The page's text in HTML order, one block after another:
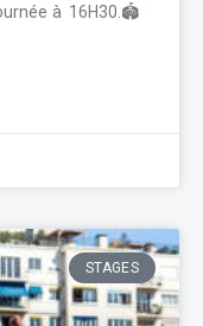
à 16H30.🏟
STAGES